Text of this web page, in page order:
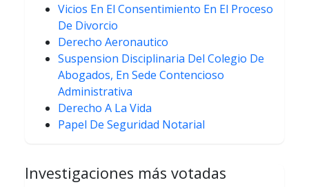
Vicios En El Consentimiento En El Proceso
De Divorcio
Derecho Aeronautico
Suspension Disciplinaria Del Colegio De
Abogados, En Sede Contencioso
Administrativa
Derecho A La Vida
Papel De Seguridad Notarial
Investigaciones más votadas